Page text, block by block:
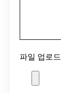
파일 업로드